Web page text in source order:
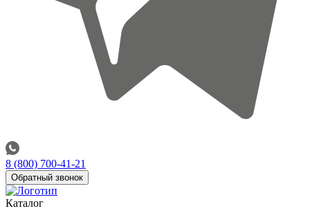
8 (800) 700-41-21
Обратный звонок
Каталог